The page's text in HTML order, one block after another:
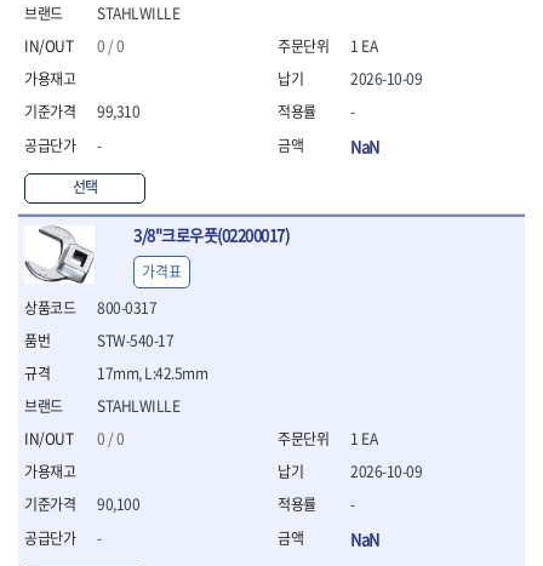
- 니퍼 외
- 바이스플라이어
- 콤비네이션렌치
- 양구스패너
- 라쳇콤비네이션렌치
- 라쳇옵셋렌치
- 콤비네이션렌치세트
- 플레어너트렌치
- 양구스패너세트
- 옵셋렌치세트
- 몽키스패너
- 라쳇콤비네이션세트
- 라쳇렌치
- 함마렌치
- 미니라쳇세트
STAHLWILLE
0 / 0
99,310
-
선택
1 EA
2026-10-09
-
NaN
3/8"크로우풋(02200017)
800-0317
STAHLWILLE
0 / 0
90,100
-
STW-540-17
17mm, L:42.5mm
가격표
1 EA
2026-10-09
-
NaN